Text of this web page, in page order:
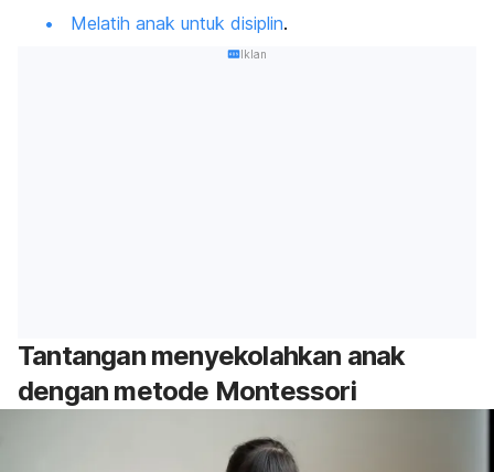
Melatih anak untuk disiplin.
Iklan
Tantangan menyekolahkan anak
dengan metode Montessori